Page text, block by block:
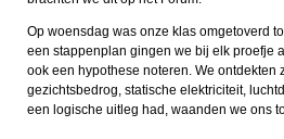
Op woensdag was onze klas omgetoverd
een stappenplan gingen we bij elk proefje
ook een hypothese noteren. We ontdekten
gezichtsbedrog, statische elektriciteit,
een logische uitleg had, waanden we ons